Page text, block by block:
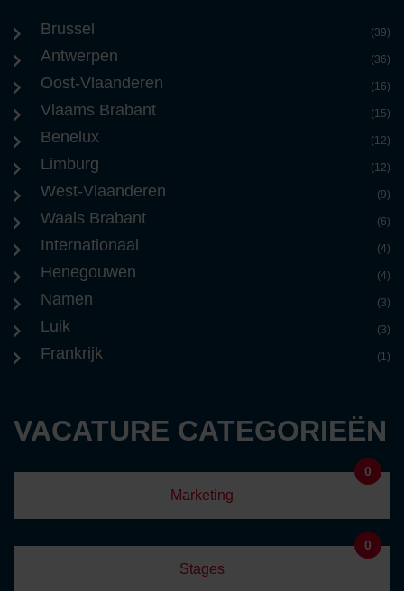
Brussel (39)
Antwerpen (36)
Oost-Vlaanderen (16)
Vlaams Brabant (15)
Benelux (12)
Limburg (12)
West-Vlaanderen (9)
Waals Brabant (6)
Internationaal (4)
Henegouwen (4)
Namen (3)
Luik (3)
Frankrijk (1)
VACATURE CATEGORIEËN
Marketing
0
Stages
0